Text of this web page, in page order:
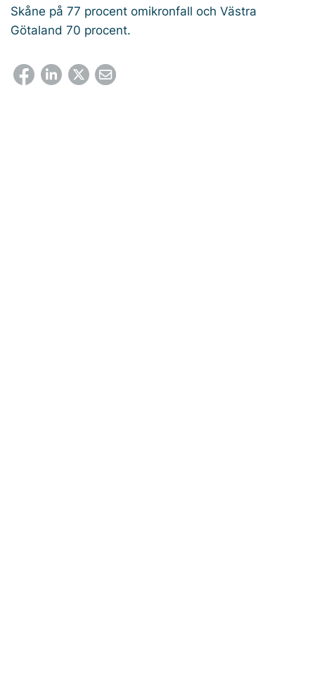
Skåne på 77 procent omikronfall och Västra
Götaland 70 procent.